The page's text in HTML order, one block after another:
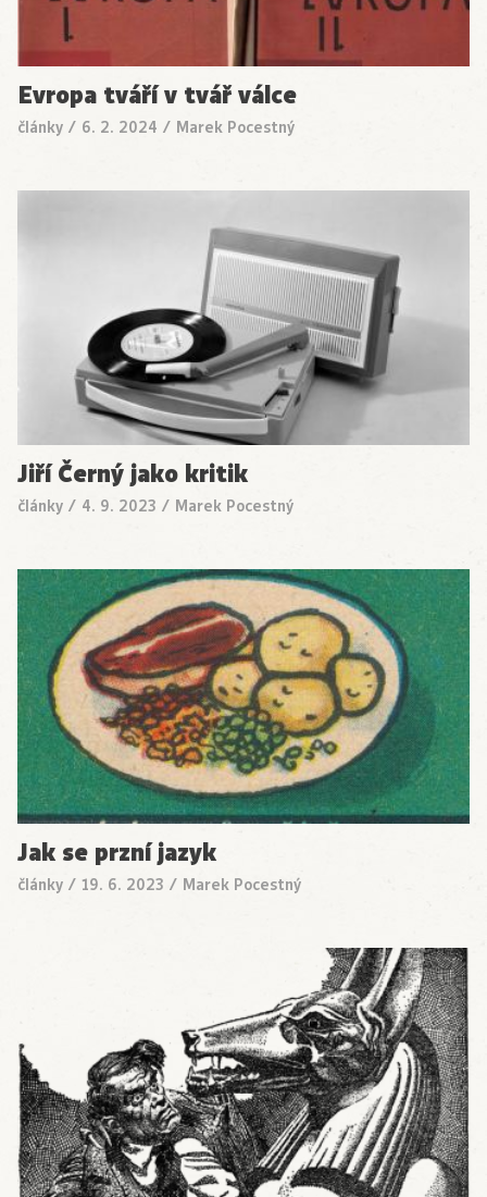
Evropa tváří v tvář válce
články / 6. 2. 2024 / Marek Pocestný
Jiří Černý jako kritik
články / 4. 9. 2023 / Marek Pocestný
Jak se przní jazyk
články / 19. 6. 2023 / Marek Pocestný